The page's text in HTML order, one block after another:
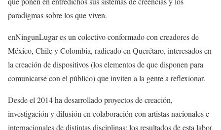
paradigmas sobre los que viven.
enNingunLugares un colectivo conformado con creadores de
México, Chile y Colombia, radicado en Querétaro, interesados en
la creación de dispositivos (los elementos de que disponen para
comunicarse con el público) que inviten a la gente a reflexionar.
Desde el 2014hadesarrollado proyectos de creación,
investigación y difusión en colaboración con artistas nacionales e
internacionales de distintas disciplinas; los resultados deesta labor